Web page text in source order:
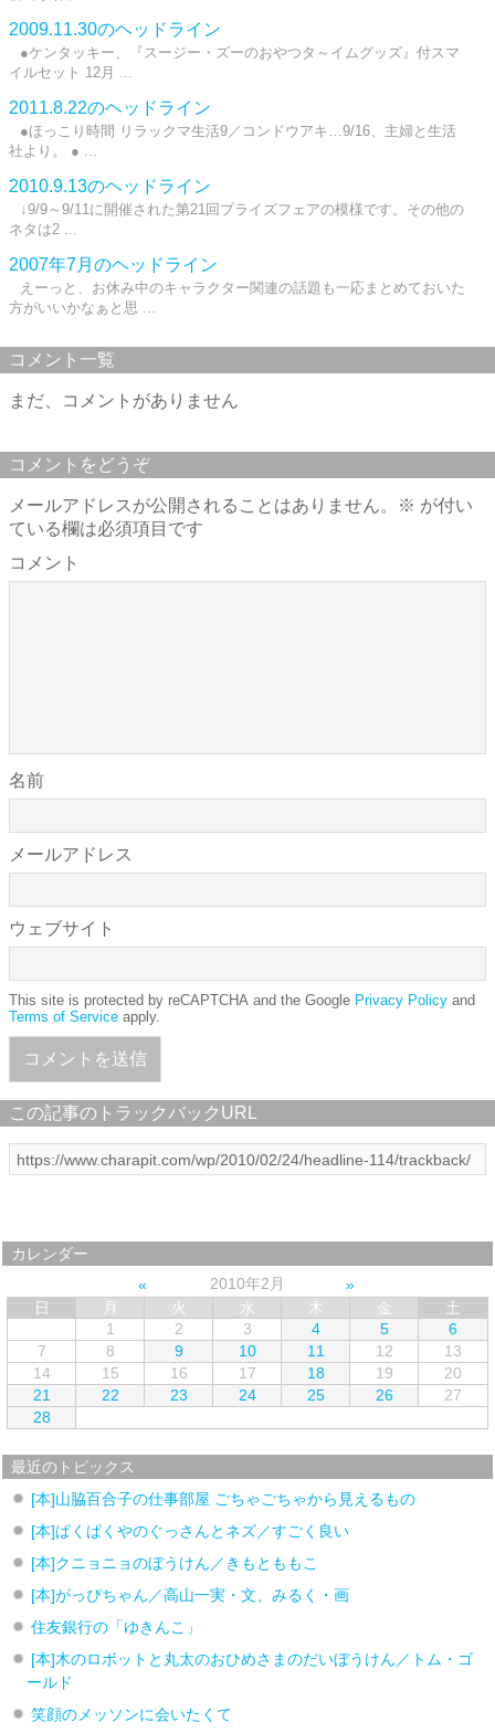
2009.11.30のヘッドライン
●ケンタッキー、『スージー・ズーのおやつタ～イムグッズ』付スマ
イルセット 12月 ...
2011.8.22のヘッドライン
●ほっこり時間 リラックマ生活9／コンドウアキ…9/16、主婦と生活
社より。 ● ...
2010.9.13のヘッドライン
↓9/9～9/11に開催された第21回プライズフェアの模様です。その他の
ネタは2 ...
2007年7月のヘッドライン
えーっと、お休み中のキャラクター関連の話題も一応まとめておいた
方がいいかなぁと思 ...
コメント一覧
まだ、コメントがありません
コメントをどうぞ
メールアドレスが公開されることはありません。 ※ が付い
ている欄は必須項目です
コメント
名前
メールアドレス
ウェブサイト
This site is protected by reCAPTCHA and the Google Privacy Policy and
Terms of Service apply.
この記事のトラックバックURL
カレンダー
2010年2月
日
月 火 水 木 金
土
1
2 3 4 5
6
7
8 9 10 11 12
13
14
15 16 17 18 19
20
21
22 23 24 25 26
27
28
最近のトピックス
[本]山脇百合子の仕事部屋 ごちゃごちゃから見えるもの
[本]ぱくぱくやのぐっさんとネズ／すごく良い
[本]クニョニョのぼうけん／きもとももこ
[本]がっぴちゃん／高山一実・文、みるく・画
住友銀行の「ゆきんこ」
[本]木のロボットと丸太のおひめさまのだいぼうけん／トム・ゴ
ールド
笑顔のメッソンに会いたくて